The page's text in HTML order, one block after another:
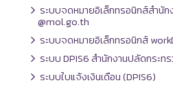
ระบบจดหมายอิเล็กทรอนิกส์สำนัก
@mol.go.th
ระบบจดหมายอิเล็กทรอนิกส์
ระบบ DPIS6 สำนักงานปลัดกระท
ระบบใบแจ้งเงินเดือน (DPIS6)